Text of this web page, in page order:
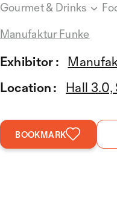
Gourmet & Drinks
Manufaktur Funke
Exhibitor :
Location :
Hall
BOOKMARK